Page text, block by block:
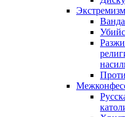
Экстремизм